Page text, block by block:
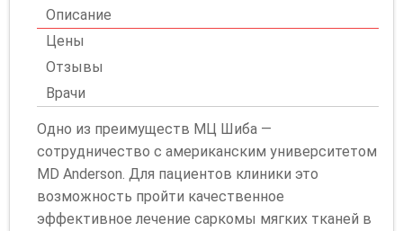
Описание
Цены
Отзывы
Врачи
Одно из преимуществ МЦ Шиба —
сотрудничество с американским университетом
MD Anderson. Для пациентов клиники это
возможность пройти качественное
эффективное лечение саркомы мягких тканей в